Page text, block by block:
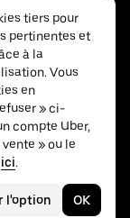
tiers pour
pertinentes et
à la
Vous
en
» ci-
compte Uber,
» ou le
ici.
l'option OK